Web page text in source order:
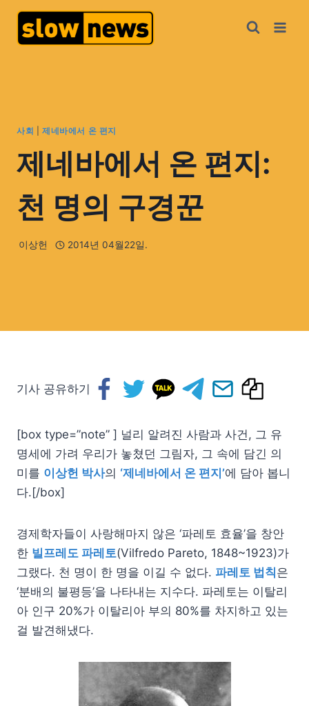
사회 제네바에서 온 편지
제네바에서 온 편지:
천 명의 구경꾼
이상헌 2014년 04월22일.
기사 공유하기
[box type=”note” ] 널리 알려진 사람과 사건, 그 유
명세에 가려 우리가 놓쳤던 그림자, 그 속에 담긴 의
미를 이상헌 박사의 ‘제네바에서 온 편지’에 담아 봅니
다.[/box]
경제학자들이 사랑해마지 않은 ‘파레토 효율’을 창안
한 빌프레도 파레토(Vilfredo Pareto, 1848~1923)가
그랬다. 천 명이 한 명을 이길 수 없다. 파레토 법칙은
‘분배의 불평등’을 나타내는 지수다. 파레토는 이탈리
아 인구 20%가 이탈리아 부의 80%를 차지하고 있는
걸 발견해냈다.